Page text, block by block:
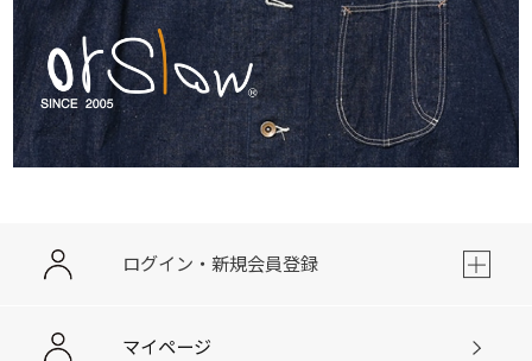
ログイン・新規会員登録
マイページ